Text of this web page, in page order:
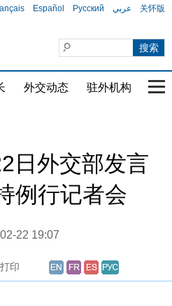
Español Русский عربي 关怀版
外交动态 驻外机构 国
日外交部发言
例行记者会
22 19:07
打印